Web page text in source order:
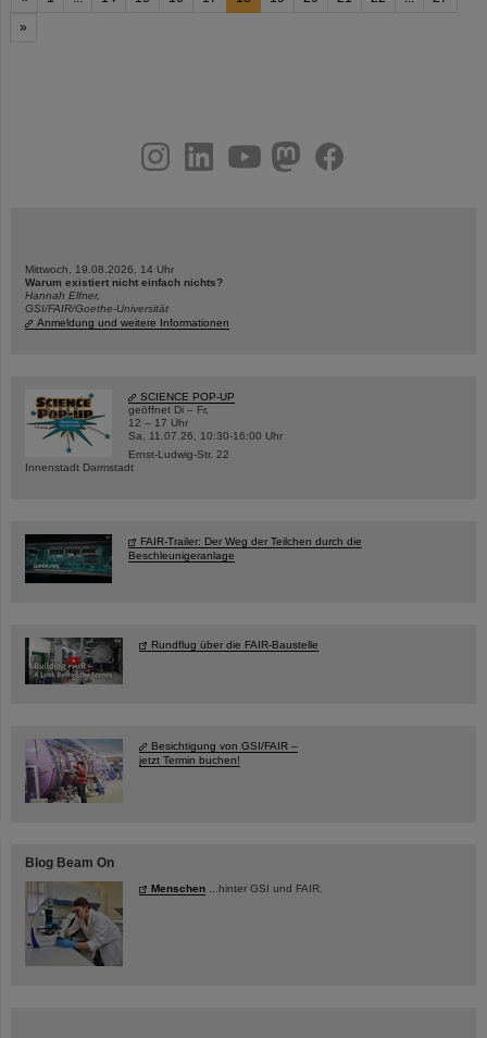
»
youtubehelmholtz.socialfacebook
Mittwoch, 19.08.2026, 14 Uhr
Warum existiert nicht einfach nichts?
Hannah Elfner,
GSI/FAIR/Goethe-Universität
Anmeldung und weitere Informationen
SCIENCE POP-UP
geöffnet Di – Fr,
12 – 17 Uhr
Sa, 11.07.26, 10:30-16:00 Uhr
Ernst-Ludwig-Str. 22
Innenstadt Darmstadt
FAIR-Trailer: Der Weg der Teilchen durch die
Beschleunigeranlage
Rundflug über die FAIR-Baustelle
Besichtigung von GSI/FAIR –
jetzt Termin buchen!
Blog Beam On
Menschen ...hinter GSI und FAIR.